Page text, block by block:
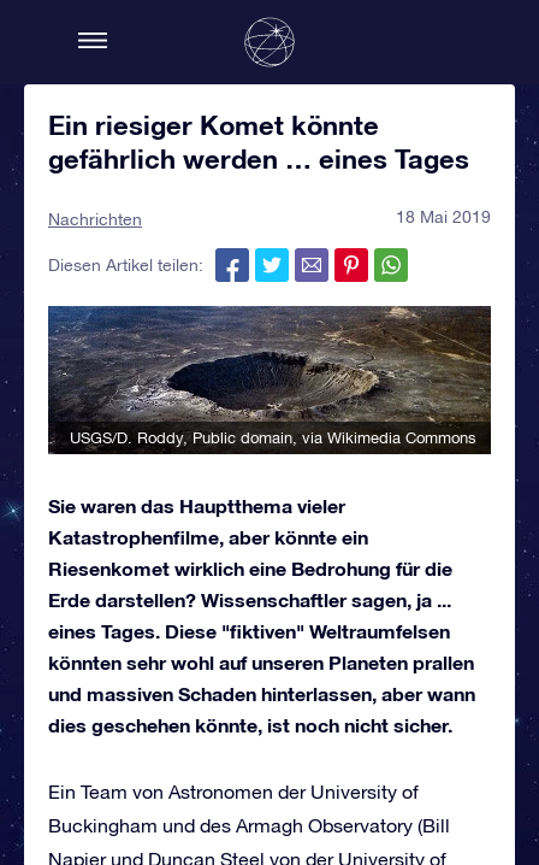
Ein riesiger Komet könnte
gefährlich werden … eines Tages
Nachrichten 18 Mai 2019
Diesen Artikel teilen:
USGS/D. Roddy, Public domain, via Wikimedia Commons
Sie waren das Hauptthema vieler
Katastrophenfilme, aber könnte ein
Riesenkomet wirklich eine Bedrohung für die
Erde darstellen? Wissenschaftler sagen, ja ...
eines Tages. Diese "fiktiven" Weltraumfelsen
könnten sehr wohl auf unseren Planeten prallen
und massiven Schaden hinterlassen, aber wann
dies geschehen könnte, ist noch nicht sicher.
Ein Team von Astronomen der University of
Buckingham und des Armagh Observatory (Bill
Napier und Duncan Steel von der University of